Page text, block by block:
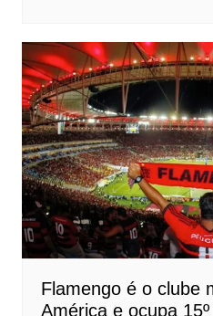
Flamengo é o clube
América e ocupa